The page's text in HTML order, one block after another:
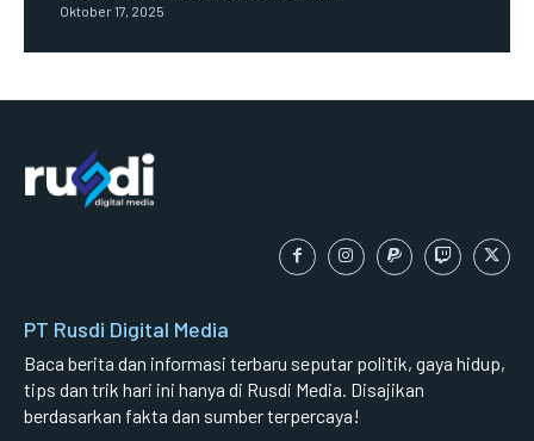
Oktober 17, 2025
PT Rusdi Digital Media
Baca berita dan informasi terbaru seputar politik, gaya hidup,
tips dan trik hari ini hanya di Rusdi Media. Disajikan
berdasarkan fakta dan sumber terpercaya!